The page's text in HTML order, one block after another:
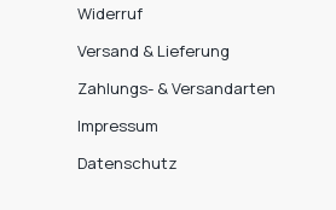
Widerruf
Versand & Lieferung
Zahlungs- & Versandarten
Impressum
Datenschutz